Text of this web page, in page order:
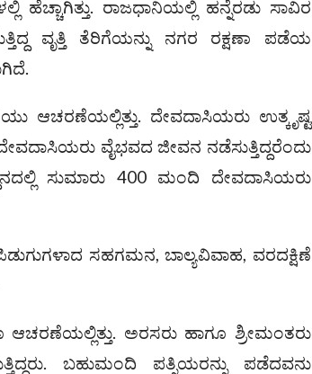
ಹೆಚ್ಚಾಗಿತ್ತು. ರಾಜಧಾನಿಯಲ್ಲಿ ಹನ್ನೆರಡು ಸಾವಿರ
ವೃತ್ತಿ ತೆರಿಗೆಯನ್ನು ನಗರ ರಕ್ಷಣಾ ಪಡೆಯ
ಆಚರಣೆಯಲ್ಲಿತ್ತು. ದೇವದಾಸಿಯರು ಉತ್ಕೃಷ್ಟ
ವೈಭವದ ಜೀವನ ನಡೆಸುತ್ತಿದ್ದರೆಂದು
ಸುಮಾರು 400 ಮಂದಿ ದೇವದಾಸಿಯರು
ಸಹಗಮನ, ಬಾಲ್ಯವಿವಾಹ, ವರದಕ್ಷಿಣೆ
ಆಚರಣೆಯಲ್ಲಿತ್ತು. ಅರಸರು ಹಾಗೂ ಶ್ರೀಮಂತರು
ಬಹುಮಂದಿ ಪತ್ನಿಯರನ್ನು ಪಡೆದವನು